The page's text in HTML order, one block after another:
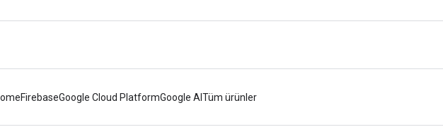
FirebaseGoogle Cloud PlatformGoogle AI Tüm ürünler